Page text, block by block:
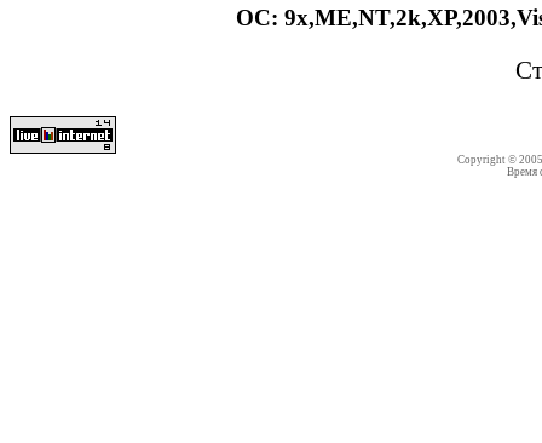
ОС:
Copyright ©
Время